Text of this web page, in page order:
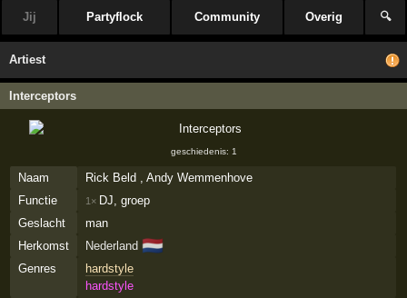
Jij Partyflock Community Overig 🔍
Artiest
Interceptors
geschiedenis: 1
Naam
Rick Beld , Andy Wemmenhove
Functie
1× DJ, groep
Geslacht
man
Herkomst
Nederland 🇳🇱
Genres
hardstyle
hardstyle